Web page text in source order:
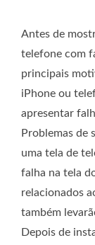
Antes de
telefone com
principais
iPhone ou
apresentar
Problemas de
uma tela de
falha na tela
relacionados
também
Depois de